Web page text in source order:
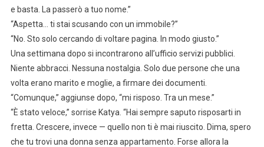
e basta. La passerò a tuo nome.”
“Aspetta… ti stai scusando con un immobile?”
“No. Sto solo cercando di voltare pagina. In modo giusto.”
Una settimana dopo si incontrarono all’ufficio servizi pubblici.
Niente abbracci. Nessuna nostalgia. Solo due persone che una
volta erano marito e moglie, a firmare dei documenti.
“Comunque,” aggiunse dopo, “mi risposo. Tra un mese.”
“È stato veloce,” sorrise Katya. “Hai sempre saputo risposarti in
fretta. Crescere, invece — quello non ti è mai riuscito. Dima, spero
che tu trovi una donna senza appartamento. Forse allora la